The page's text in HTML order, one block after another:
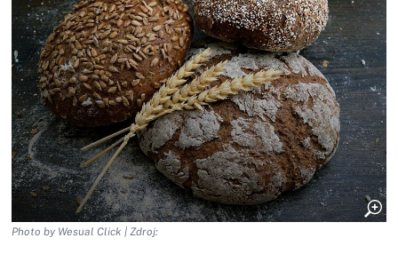
Photo by Wesual Click | Zdroj: